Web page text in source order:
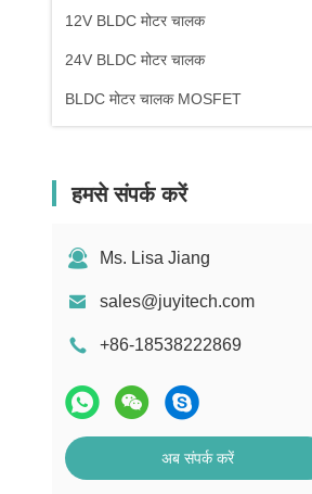
12V BLDC मोटर चालक
24V BLDC मोटर चालक
BLDC मोटर चालक MOSFET
हमसे संपर्क करें
Ms. Lisa Jiang
sales@juyitech.com
+86-18538222869
अब संपर्क करें